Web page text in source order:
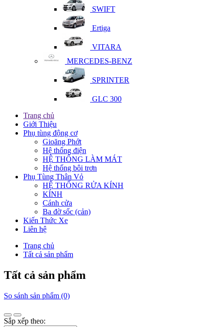
SWIFT
Ertiga
VITARA
MERCEDES-BENZ
SPRINTER
GLC 300
Trang chủ
Giới Thiệu
Phụ tùng động cơ
Gioăng Phớt
Hệ thống điện
HỆ THỐNG LÀM MÁT
Hệ thống bôi trơn
Phụ Tùng Thân Vỏ
HỆ THỐNG RỬA KÍNH
KÍNH
Cánh cửa
Ba đờ sốc (cản)
Kiến Thức Xe
Liên hệ
Trang chủ
Tất cả sản phẩm
Tất cả sản phẩm
So sánh sản phẩm (0)
Sắp xếp theo: